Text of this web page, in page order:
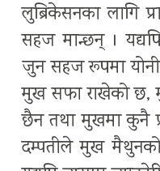
लुब्रिकेसनका लागि
सहज मान्छन् ।
जुन सहज रूपमा
मुख सफा राखेको छ,
छैन तथा मुखमा कुनै
दम्पतीले मुख